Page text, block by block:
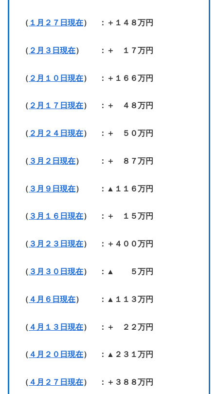
（ １月２７日現在） ：＋１４８万円
（ ２月３日現在） ：＋ １７万円
（ ２月１０日現在） ：＋１６６万円
（ ２月１７日現在） ：＋ ４８万円
（ ２月２４日現在） ：＋ ５０万円
（ ３月２日現在） ：＋ ８７万円
（ ３月９日現在） ：▲１１６万円
（ ３月１６日現在） ：＋ １５万円
（ ３月２３日現在） ：＋４００万円
（ ３月３０日現在） ：▲ ５万円
（ ４月６日現在） ：▲１１３万円
（ ４月１３日現在） ：＋ ２２万円
（ ４月２０日現在） ：▲２３１万円
（ ４月２７日現在） ：＋３８８万円